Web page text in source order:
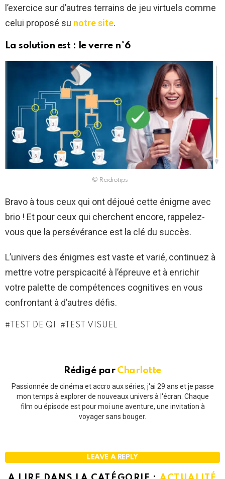
l’exercice sur d’autres terrains de jeu virtuels comme
celui proposé su notre site.
La solution est : le verre n°6
© Radiotips
Bravo à tous ceux qui ont déjoué cette énigme avec
brio ! Et pour ceux qui cherchent encore, rappelez-
vous que la persévérance est la clé du succès.
L’univers des énigmes est vaste et varié, continuez à
mettre votre perspicacité à l’épreuve et à enrichir
votre palette de compétences cognitives en vous
confrontant à d’autres défis.
TEST DE QI TEST VISUEL
Rédigé par Charlotte
Passionnée de cinéma et accro aux séries, j'ai 29 ans et je passe
mon temps à explorer de nouveaux univers à l'écran. Chaque
film ou épisode est pour moi une aventure, une invitation à
voyager sans bouger.
LEAVE A REPLY